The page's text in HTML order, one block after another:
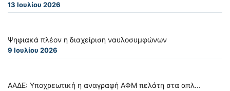
13 Ιουλίου 2026
Ψηφιακά πλέον η διαχείριση ναυλοσυμφώνων
9 Ιουλίου 2026
ΑΑΔΕ: Υποχρεωτική η αναγραφή ΑΦΜ πελάτη στα απλ...